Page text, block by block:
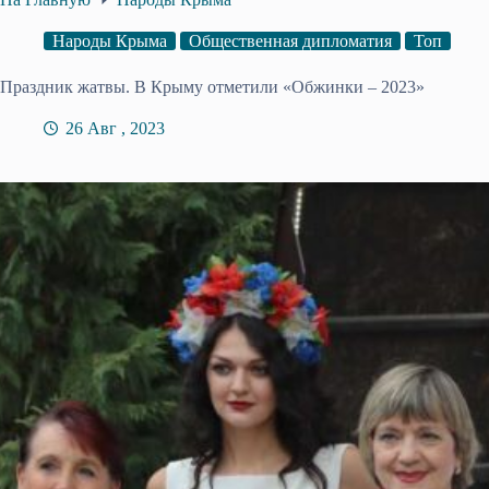
Народы Крыма Общественная дипломатия Топ
Праздник жатвы. В Крыму отметили «Обжинки – 2023»
26 Авг , 2023